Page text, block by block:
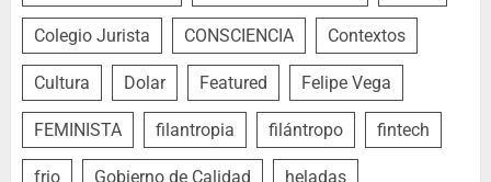
Colegio Jurista CONSCIENCIA Contextos
Cultura Dolar Featured Felipe Vega
FEMINISTA filantropia filántropo fintech
frio Gobierno de Calidad heladas